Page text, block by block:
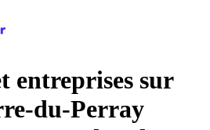
entreprises sur
du-Perray